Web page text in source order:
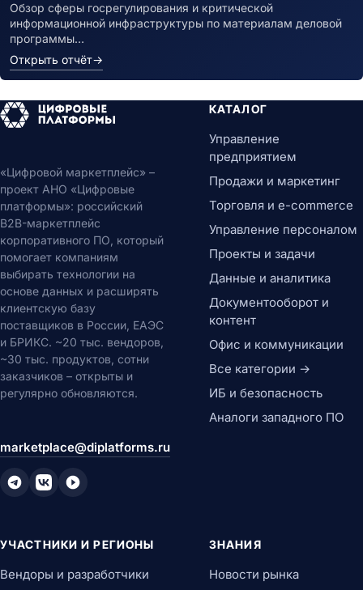
Обзор сферы госрегулирования и критической
информационной инфраструктуры по материалам деловой
программы…
Открыть отчёт→
«Цифровой маркетплейс» –
проект АНО «Цифровые
платформы»: российский
B2B-маркетплейс
корпоративного ПО, который
помогает компаниям
выбирать технологии на
основе данных и расширять
клиентскую базу
поставщиков в России, ЕАЭС
и БРИКС. ~20 тыс. вендоров,
~30 тыс. продуктов, сотни
заказчиков – открыты и
регулярно обновляются.
marketplace@diplatforms.ru
КАТАЛОГ
Управление
предприятием
Продажи и маркетинг
Торговля и e-commerce
Управление персоналом
Проекты и задачи
Данные и аналитика
Документооборот и
контент
Офис и коммуникации
Все категории →
ИБ и безопасность
Аналоги западного ПО
УЧАСТНИКИ И РЕГИОНЫ
Вендоры и разработчики
ЗНАНИЯ
Новости рынка